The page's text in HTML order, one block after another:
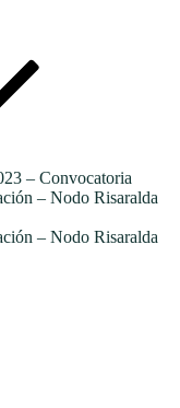
– Convocatoria
– Nodo Risaralda
– Nodo Risaralda